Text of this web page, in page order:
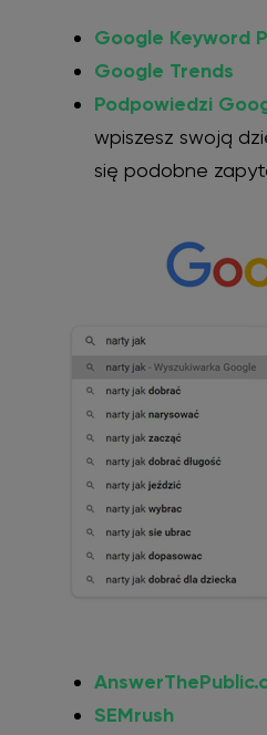
Google Keyword
Google Trends
Podpowiedzi
wpiszesz swoją
się podobne
SEMrush